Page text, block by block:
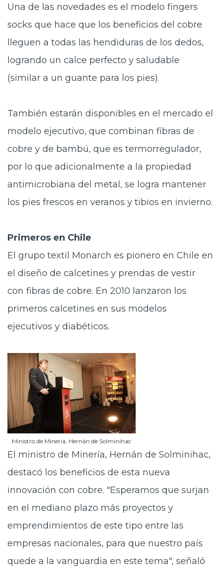
Una de las novedades es el modelo fingers
socks que hace que los beneficios del cobre
lleguen a todas las hendiduras de los dedos,
logrando un calce perfecto y saludable
(similar a un guante para los pies).
También estarán disponibles en el mercado el
modelo ejecutivo, que combinan fibras de
cobre y de bambú, que es termorregulador,
por lo que adicionalmente a la propiedad
antimicrobiana del metal, se logra mantener
los pies frescos en veranos y tibios en invierno.
Primeros en Chile
El grupo textil Monarch es pionero en Chile en
el diseño de calcetines y prendas de vestir
con fibras de cobre. En 2010 lanzaron los
primeros calcetines en sus modelos
ejecutivos y diabéticos.
Ministro de Minería, Hernán de Solminihac
El ministro de Minería, Hernán de Solminihac,
destacó los beneficios de esta nueva
innovación con cobre. "Esperamos que surjan
en el mediano plazo más proyectos y
emprendimientos de este tipo entre las
empresas nacionales, para que nuestro país
quede a la vanguardia en este tema", señaló